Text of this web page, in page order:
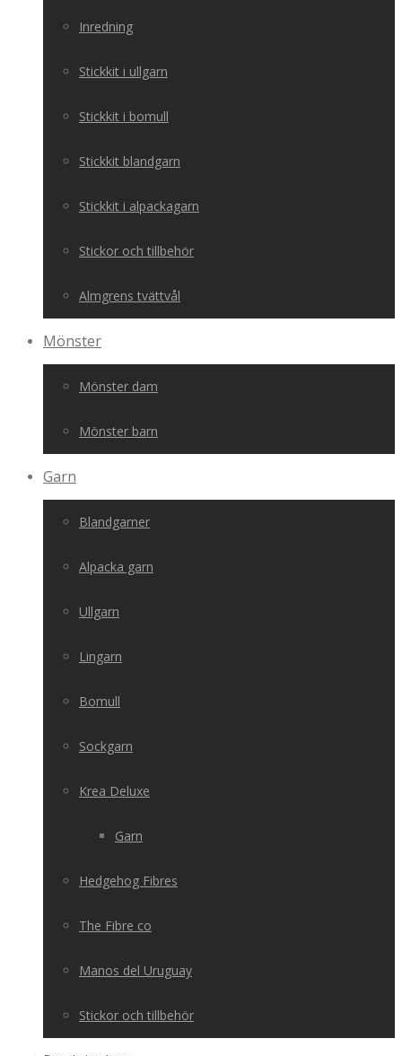
Inredning
Stickkit i ullgarn
Stickkit i bomull
Stickkit blandgarn
Stickkit i alpackagarn
Stickor och tillbehör
Almgrens tvättvål
Mönster
Mönster dam
Mönster barn
Garn
Blandgarner
Alpacka garn
Ullgarn
Lingarn
Bomull
Sockgarn
Krea Deluxe
Garn
Hedgehog Fibres
The Fibre co
Manos del Uruguay
Stickor och tillbehör